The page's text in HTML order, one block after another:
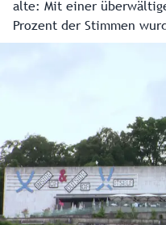
alte: Mit einer
Prozent der Stimmen
fünf Jahre in seiner